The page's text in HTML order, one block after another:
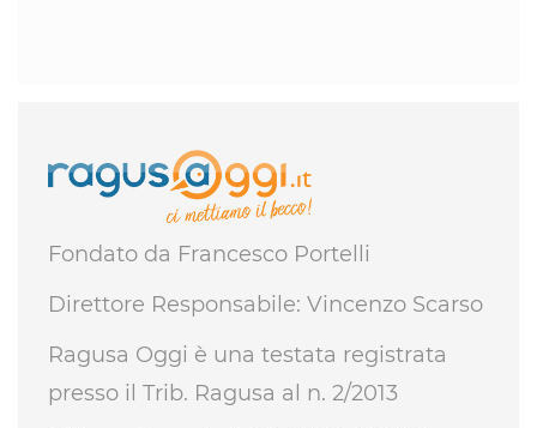
Fondato da Francesco Portelli
Direttore Responsabile: Vincenzo Scarso
Ragusa Oggi è una testata registrata
presso il Trib. Ragusa al n. 2/2013